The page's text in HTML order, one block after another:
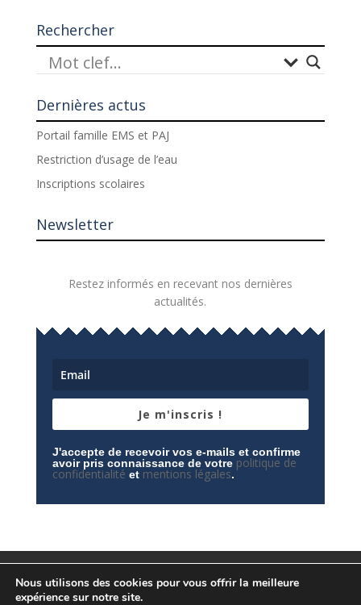
Rechercher
Dernières actus
Portail famille EMS et PAJ
Restriction d’usage de l’eau
Inscriptions scolaires
Newsletter
Restez informés en recevant nos dernières
actualités.
Je m'inscris !
J'accepte de recevoir vos e-mails et confirme
avoir pris connaissance de votre politique de
confidentialité et mentions légales.
Espace privé
Politique de confidentialité
Nous utilisons des cookies pour vous offrir la meilleure
expérience sur notre site.